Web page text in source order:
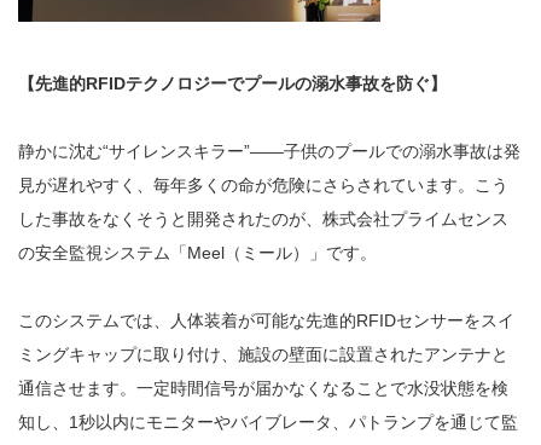
【先進的RFIDテクノロジーでプールの溺水事故を防ぐ】
静かに沈む“サイレンスキラー”――子供のプールでの溺水事故は発
見が遅れやすく、毎年多くの命が危険にさらされています。こう
した事故をなくそうと開発されたのが、株式会社プライムセンス
の安全監視システム「Meel（ミール）」です。
このシステムでは、人体装着が可能な先進的RFIDセンサーをスイ
ミングキャップに取り付け、施設の壁面に設置されたアンテナと
通信させます。一定時間信号が届かなくなることで水没状態を検
知し、1秒以内にモニターやバイブレータ、パトランプを通じて監